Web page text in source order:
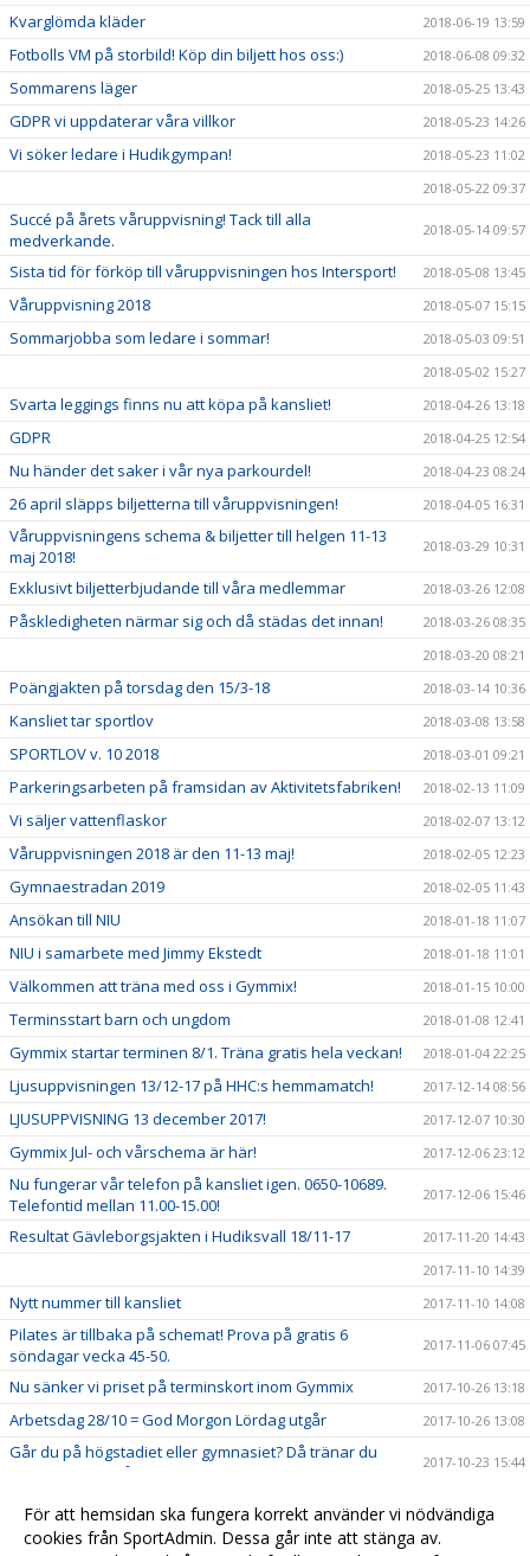
Kvarglömda kläder 2018-06-19 13:59
Fotbolls VM på storbild! Köp din biljett hos oss:) 2018-06-08 09:32
Sommarens läger 2018-05-25 13:43
GDPR vi uppdaterar våra villkor 2018-05-23 14:26
Vi söker ledare i Hudikgympan!
2018-05-23 11:02
2018-05-22 09:37
Succé på årets våruppvisning! Tack till alla
medverkande.
2018-05-14 09:57
Sista tid för förköp till våruppvisningen hos Intersport! 2018-05-08 13:45
Våruppvisning 2018 2018-05-07 15:15
Sommarjobba som ledare i sommar!
2018-05-03 09:51
2018-05-02 15:27
Svarta leggings finns nu att köpa på kansliet! 2018-04-26 13:18
GDPR 2018-04-25 12:54
Nu händer det saker i vår nya parkourdel! 2018-04-23 08:24
26 april släpps biljetterna till våruppvisningen! 2018-04-05 16:31
Våruppvisningens schema & biljetter till helgen 11-13
maj 2018!
2018-03-29 10:31
Exklusivt biljetterbjudande till våra medlemmar 2018-03-26 12:08
Påskledigheten närmar sig och då städas det innan!
2018-03-26 08:35
2018-03-20 08:21
Poängjakten på torsdag den 15/3-18 2018-03-14 10:36
Kansliet tar sportlov 2018-03-08 13:58
SPORTLOV v. 10 2018 2018-03-01 09:21
Parkeringsarbeten på framsidan av Aktivitetsfabriken! 2018-02-13 11:09
Vi säljer vattenflaskor 2018-02-07 13:12
Våruppvisningen 2018 är den 11-13 maj! 2018-02-05 12:23
Gymnaestradan 2019 2018-02-05 11:43
Ansökan till NIU 2018-01-18 11:07
NIU i samarbete med Jimmy Ekstedt 2018-01-18 11:01
Välkommen att träna med oss i Gymmix! 2018-01-15 10:00
Terminsstart barn och ungdom 2018-01-08 12:41
Gymmix startar terminen 8/1. Träna gratis hela veckan! 2018-01-04 22:25
Ljusuppvisningen 13/12-17 på HHC:s hemmamatch! 2017-12-14 08:56
LJUSUPPVISNING 13 december 2017! 2017-12-07 10:30
Gymmix Jul- och vårschema är här! 2017-12-06 23:12
Nu fungerar vår telefon på kansliet igen. 0650-10689.
Telefontid mellan 11.00-15.00!
2017-12-06 15:46
Resultat Gävleborgsjakten i Hudiksvall 18/11-17
2017-11-20 14:43
2017-11-10 14:39
Nytt nummer till kansliet 2017-11-10 14:08
Pilates är tillbaka på schemat! Prova på gratis 6
söndagar vecka 45-50.
2017-11-06 07:45
Nu sänker vi priset på terminskort inom Gymmix 2017-10-26 13:18
Arbetsdag 28/10 = God Morgon Lördag utgår 2017-10-26 13:08
Går du på högstadiet eller gymnasiet? Då tränar du
gratis hos oss på höstlovet. Välkommen!
2017-10-23 15:44
Familjevecka måndag-torsdag vecka 43 2017-10-12 14:15
Välkommen till Hudikgympans nya hemsida 2017-09-06 15:01
För att hemsidan ska fungera korrekt använder vi nödvändiga
cookies från SportAdmin. Dessa går inte att stänga av.